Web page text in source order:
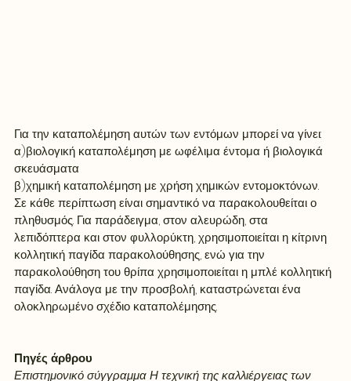
Για την καταπολέμηση αυτών των εντόμων μπορεί να γίνει:
α)βιολογική καταπολέμηση με ωφέλιμα έντομα ή βιολογικά
σκευάσματα
β)χημική καταπολέμηση με χρήση χημικών εντομοκτόνων.
Σε κάθε περίπτωση είναι σημαντικό να παρακολουθείται ο
πληθυσμός. Για παράδειγμα, στον αλευρώδη, στα
λεπιδόπτερα και στον φυλλορύκτη, χρησιμοποιείται η κίτρινη
κολλητική παγίδα παρακολούθησης, ενώ για την
παρακολούθηση του θρίπα χρησιμοποιείται η μπλέ κολλητική
παγίδα. Ανάλογα με την προσβολή, καταστρώνεται ένα
ολοκληρωμένο σχέδιο καταπολέμησης.
Πηγές άρθρου
Επιστημονικό σύγγραμμα Η τεχνική της καλλιέργειας των